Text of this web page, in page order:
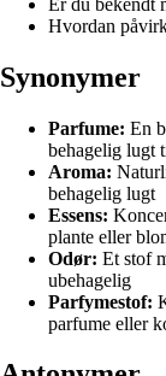
Hvordan
Synonymer
Parfume: En
behagelig lugt
Aroma:
behagelig lugt
Essens:
plante eller
Odør: Et stof
ubehagelig
Parfymestof:
parfume eller